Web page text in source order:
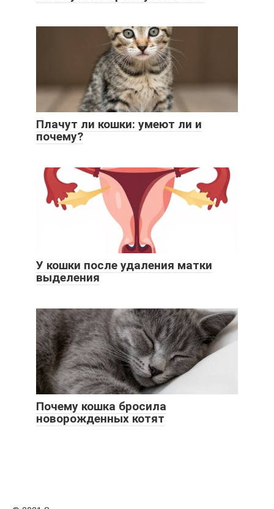
Плачут ли кошки: умеют ли и
почему?
У кошки после удаления матки
выделения
Почему кошка бросила
новорожденных котят